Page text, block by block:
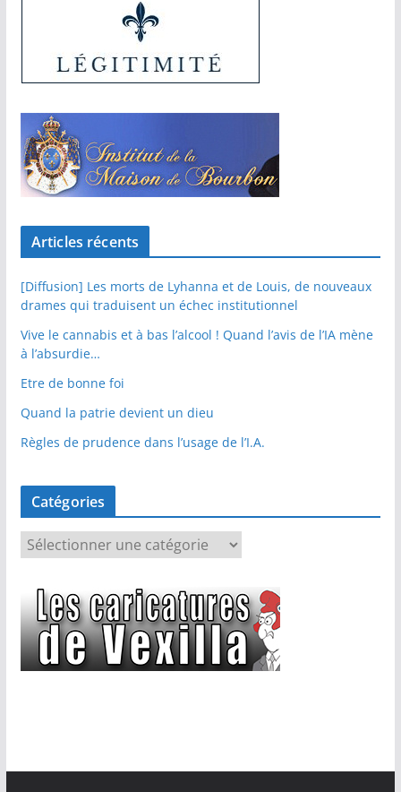
Articles récents
[Diffusion] Les morts de Lyhanna et de Louis, de nouveaux
drames qui traduisent un échec institutionnel
Vive le cannabis et à bas l’alcool ! Quand l’avis de l’IA mène
à l’absurdie…
Etre de bonne foi
Quand la patrie devient un dieu
Règles de prudence dans l’usage de l’I.A.
Catégories
é
g
o
r